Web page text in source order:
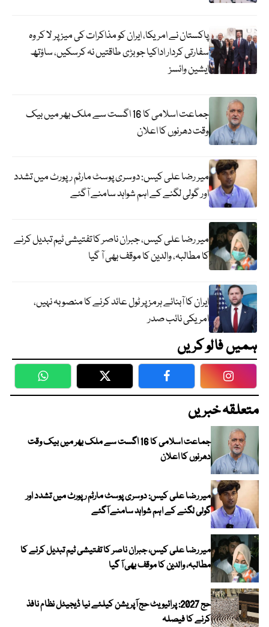
پاکستان نے امریکا، ایران کو مذاکرات کی میز پر لا کر وہ
سفارتی کردار اداکیا جو بڑی طاقتیں نہ کرسکیں، ساؤتھ
ایشین وائسز
جماعت اسلامی کا 16 اگست سے ملک بھر میں بیک
وقت دھرنوں کا اعلان
میر رضا علی کیس: دوسری پوسٹ مارٹم رپورٹ میں تشدد
اور گولی لگنے کے اہم شواہد سامنے آگئے
میر رضا علی کیس، جبران ناصر کا تفتیشی ٹیم تبدیل کرنے
کا مطالبہ، والدین کا موقف بھی آ گیا
ایران کا آبنائے ہرمز پر ٹول عائد کرنے کا منصوبہ نہیں،
امریکی نائب صدر
ہمیں فالو کریں
WhatsApp Twitter Facebook
متعلقہ خبریں
جماعت اسلامی کا 16 اگست سے ملک بھر میں بیک وقت
دھرنوں کا اعلان
میر رضا علی کیس: دوسری پوسٹ مارٹم رپورٹ میں تشدد اور
گولی لگنے کے اہم شواہد سامنے آگئے
میر رضا علی کیس، جبران ناصر کا تفتیشی ٹیم تبدیل کرنے کا
مطالبہ، والدین کا موقف بھی آ گیا
حج 2027: پرائیویٹ حج آپریشن کیلئے نیا ڈیجیٹل نظام نافذ
کرنے کا فیصلہ